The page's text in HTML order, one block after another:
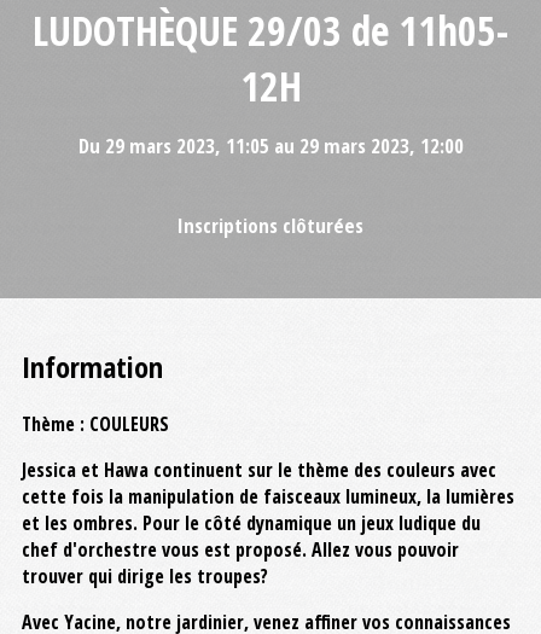
LUDOTHÈQUE 29/03 de 11h05-
12H
Du 29 mars 2023, 11:05 au 29 mars 2023, 12:00
Inscriptions clôturées
Information
Thème : COULEURS
Jessica et Hawa continuent sur le thème des couleurs avec
cette fois la manipulation de faisceaux lumineux, la lumières
et les ombres. Pour le côté dynamique un jeux ludique du
chef d'orchestre vous est proposé. Allez vous pouvoir
trouver qui dirige les troupes?
Avec Yacine, notre jardinier, venez affiner vos connaissances